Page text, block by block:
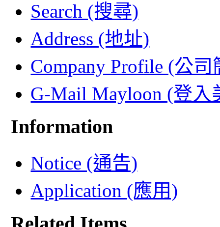
Search (搜尋)
Address (地址)
Company Profile (公司
G-Mail Mayloon (登入
Information
Notice (通告)
Application (應用)